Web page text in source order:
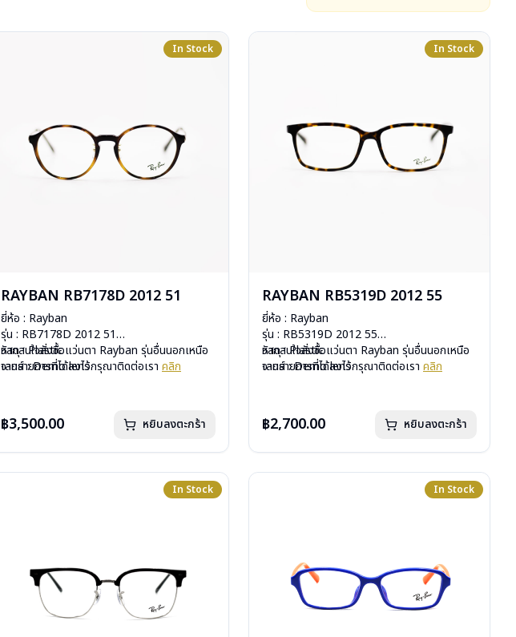
In Stock
RAYBAN RB7178D 2012 51
ยี่ห้อ : Rayban
รุ่น : RB7178D 2012 51
วัสดุ : Plastic
เลนส์ : Demo lens
อุปกรณ์ : กล่องแว่น, ผ้าเช็ดแว่น, คู่มือ
การรับประกัน : 2 ปี (ประกันศูนย์ Luxottica)
หากสนใจสั่งชื้อแว่นตา Rayban รุ่นอื่นนอกเหนือ
จากรายการที่ได้ลงไว้กรุณาติดต่อเรา คลิก
฿3,500.00 หยิบลงตะกร้า
In Stock
RAYBAN RB5319D 2012 55
ยี่ห้อ : Rayban
รุ่น : RB5319D 2012 55
วัสดุ : Plastic
เลนส์ : Demo lens
อุปกรณ์ : กล่องแว่น, ผ้าเช็ดแว่น, คู่มือ
การรับประกัน : 2 ปี (ประกันศูนย์ Luxottica)
หากสนใจสั่งชื้อแว่นตา Rayban รุ่นอื่นนอกเหนือ
จากรายการที่ได้ลงไว้กรุณาติดต่อเรา คลิก
฿2,700.00 หยิบลงตะกร้า
In Stock In Stock